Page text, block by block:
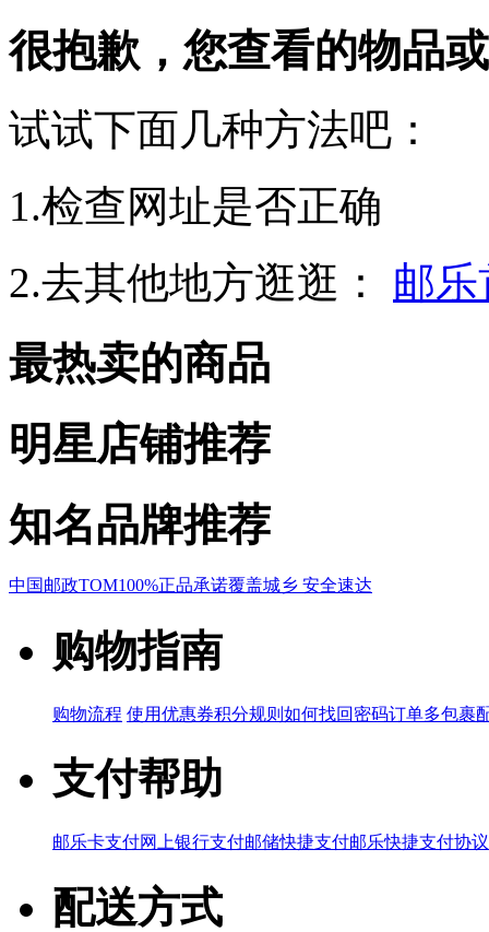
很抱歉，您查看的物品
试试下面几种方法吧：
1.检查网址是否正确
2.去其他地方逛逛：
邮
最热卖的商品
明星店铺推荐
知名品牌推荐
中国邮政TOM100%正品承诺覆盖城乡 安全速达
购物指南
购物流程 使用优惠券积分规则 如何找回密码订单多包裹
支付帮助
邮乐卡支付网上银行支付邮储快捷支付邮乐快捷支付协议
配送方式